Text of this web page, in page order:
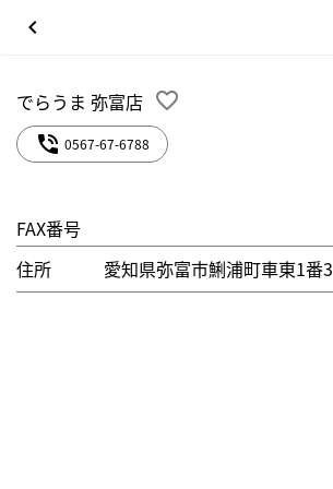
keyboard_arrow_left
でらうま 弥富店 favorite_border
phone_in_talk 0567-67-6788
FAX番号
住所
愛知県弥富市鯏浦町車東1番3